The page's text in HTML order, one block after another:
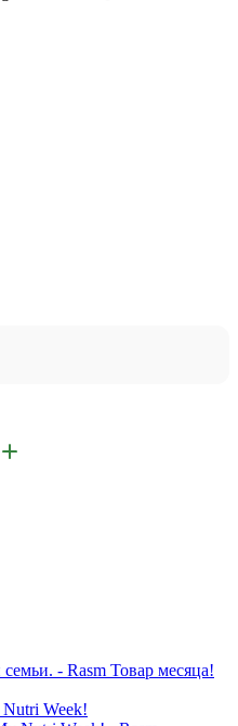
Товар месяца!
Week!